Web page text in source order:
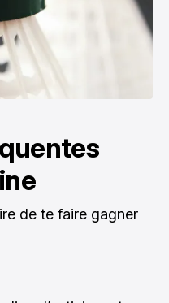
de te faire gagner